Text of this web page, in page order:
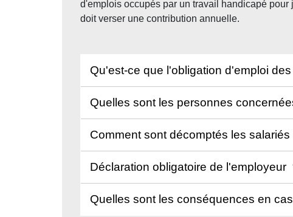
d'emplois occupés par un travail handicapé
doit verser une contribution annuelle.
Qu'est-ce que l'obligation d'emploi
Quelles sont les personnes
Comment sont décomptés les salariés
Déclaration obligatoire de l'employeur
Quelles sont les conséquences en